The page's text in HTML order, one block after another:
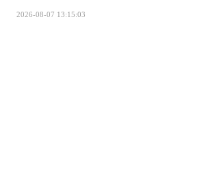
2026-08-07 13:15:03